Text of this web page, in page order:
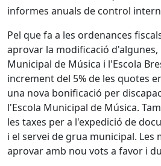
informes anuals de control
Pel que fa a les ordenances
aprovar la modificació d'algunes,
Municipal de Música i l'Escola
increment del 5% de les quotes
una nova bonificació per
l'Escola Municipal de Música.
les taxes per a l'expedició de
i el servei de grua municipal. Les
aprovar amb nou vots a favor i